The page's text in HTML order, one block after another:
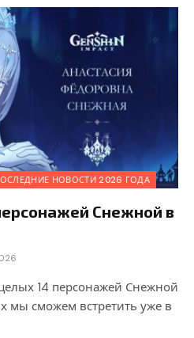
НОВОСТИ 2026 ГОДА
Снежной в
14 персонажей Снежной
мы сможем встретить уже в